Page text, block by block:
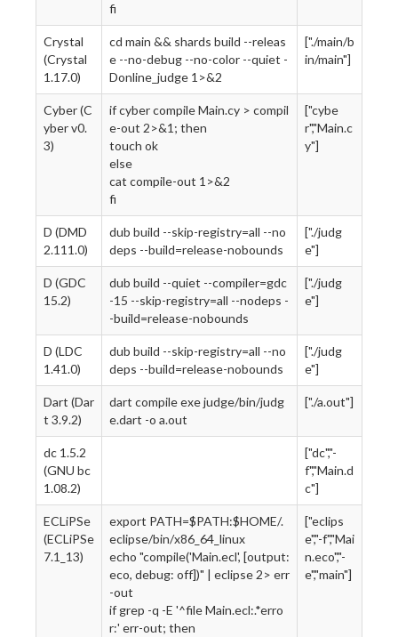
fi
Crystal
(Crystal
1.17.0)
cd main && shards build --releas
e --no-debug --no-color --quiet -
Donline_judge 1>&2
["./main/b
in/main"]
Cyber (C
yber v0.
3)
if cyber compile Main.cy > compil
e-out 2>&1; then
touch ok
else
cat compile-out 1>&2
fi
["cybe
r","Main.c
y"]
D (DMD
2.111.0)
dub build --skip-registry=all --no
deps --build=release-nobounds
["./judg
e"]
D (GDC
15.2)
dub build --quiet --compiler=gdc
-15 --skip-registry=all --nodeps -
-build=release-nobounds
["./judg
e"]
D (LDC
1.41.0)
dub build --skip-registry=all --no
deps --build=release-nobounds
["./judg
e"]
Dart (Dar
t 3.9.2)
dart compile exe judge/bin/judg
e.dart -o a.out
["./a.out"]
dc 1.5.2
(GNU bc
1.08.2)
["dc","-
f","Main.d
c"]
ECLiPSe
(ECLiPSe
7.1_13)
export PATH=$PATH:$HOME/.
eclipse/bin/x86_64_linux
echo "compile('Main.ecl', [output:
eco, debug: off])" | eclipse 2> err
-out
if grep -q -E '^file Main.ecl:.*erro
r:' err-out; then
["eclips
e","-f","Mai
n.eco","-
e","main"]